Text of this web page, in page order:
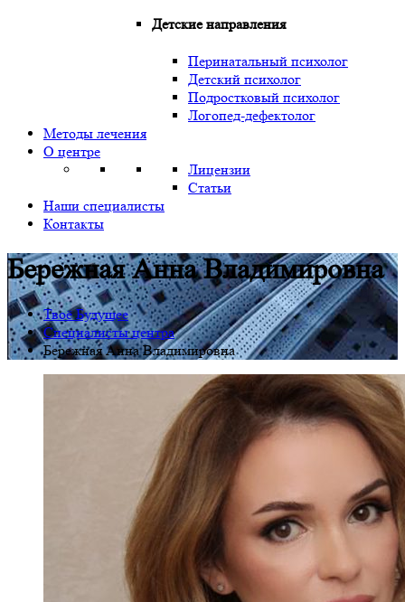
Детские направления
Перинатальный психолог
Детский психолог
Подростковый психолог
Логопед-дефектолог
Методы лечения
О центре
Лицензии
Статьи
Наши специалисты
Контакты
Бережная Анна Владимировна
Твоё Будущее
Специалисты центра
Бережная Анна Владимировна